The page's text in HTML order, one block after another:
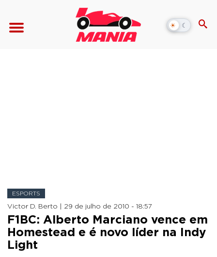
☀ ☾
Alternar
modo
ESPORTS
Victor D. Berto | 29 de julho de 2010 - 18:57
F1BC: Alberto Marciano vence em
Homestead e é novo líder na Indy
Light